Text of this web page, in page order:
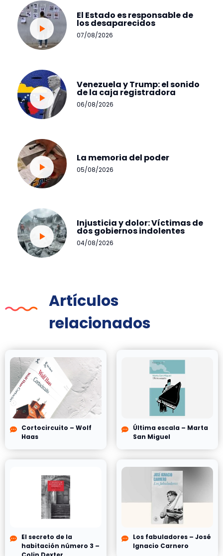
El Estado es responsable de
los desaparecidos
07/08/2026
Venezuela y Trump: el sonido
de la caja registradora
06/08/2026
La memoria del poder
05/08/2026
Injusticia y dolor: Víctimas de
dos gobiernos indolentes
04/08/2026
Artículos
relacionados
Cortocircuito – Wolf
Haas
Última escala – Marta
San Miguel
El secreto de la
habitación número 3 –
Los fabuladores – José
Ignacio Carnero